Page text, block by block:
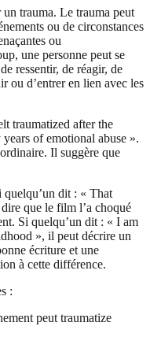
trauma. Le trauma peut
ou de circonstances
ou
une personne peut se
ressentir, de réagir, de
ou d’entrer en lien avec les
traumatized after the
of emotional abuse ».
Il suggère que
quelqu’un dit : « That
que le film l’a choqué
Si quelqu’un dit : « I am
», il peut décrire un
écriture et une
à cette différence.
:
peut traumatize